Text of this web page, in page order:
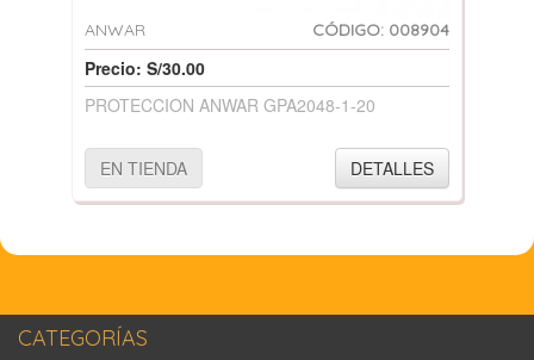
ANWAR CÓDIGO: 008904
Precio: S/30.00
PROTECCION ANWAR GPA2048-1-20
EN TIENDA DETALLES
CATEGORÍAS